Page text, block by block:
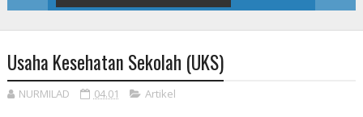
Usaha Kesehatan Sekolah (UKS)
NURMILAD 04.01 Artikel